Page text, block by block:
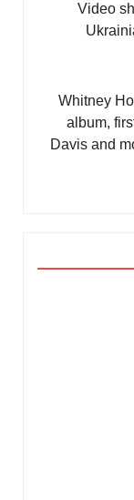
Video
Whitney
album,
Davis and